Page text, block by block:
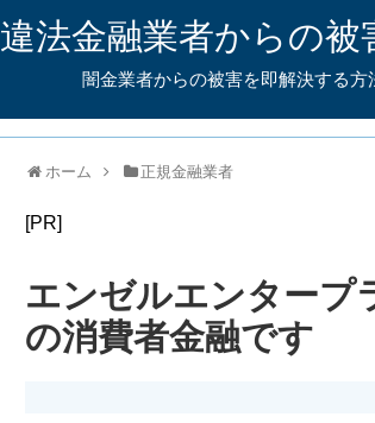
違法金融業者からの被
闇金業者からの被害を即解決する方
ホーム 正規金融業者
[PR]
エンゼルエンタープ
の消費者金融です